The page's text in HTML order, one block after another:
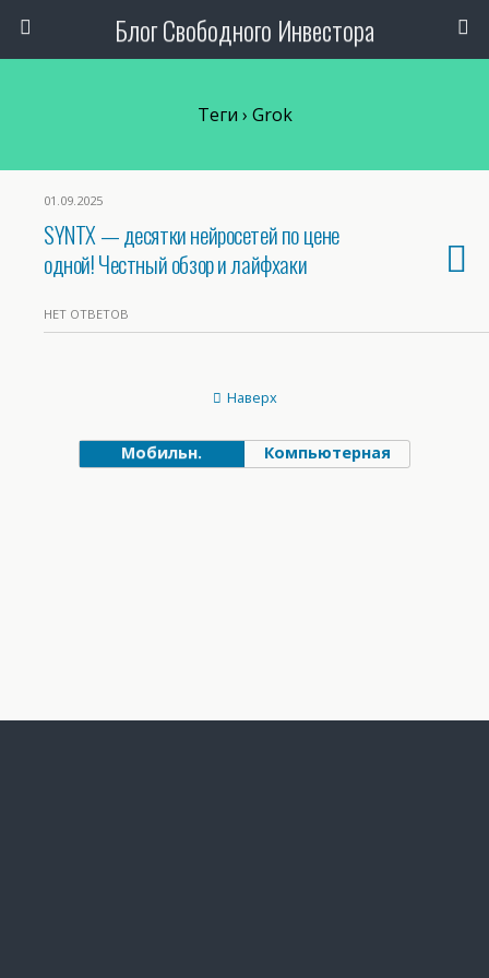
Блог Свободного Инвестора
Теги › Grok
01.09.2025
SYNTX — десятки нейросетей по цене
одной! Честный обзор и лайфхаки
НЕТ ОТВЕТОВ
Наверх
Мобильн. Компьютерная